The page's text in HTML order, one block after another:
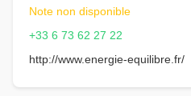
Note non disponible
+33 6 73 62 27 22
http://www.energie-equilibre.fr/